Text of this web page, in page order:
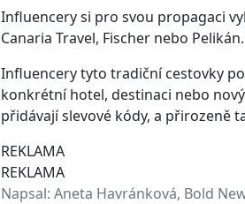
Influencery si pro svou propagaci
Canaria Travel, Fischer nebo
Influencery tyto tradiční cestovky
konkrétní hotel, destinaci nebo
přidávají slevové kódy, a přirozeně
REKLAMA
REKLAMA
Napsal: Aneta Havránková, Bold